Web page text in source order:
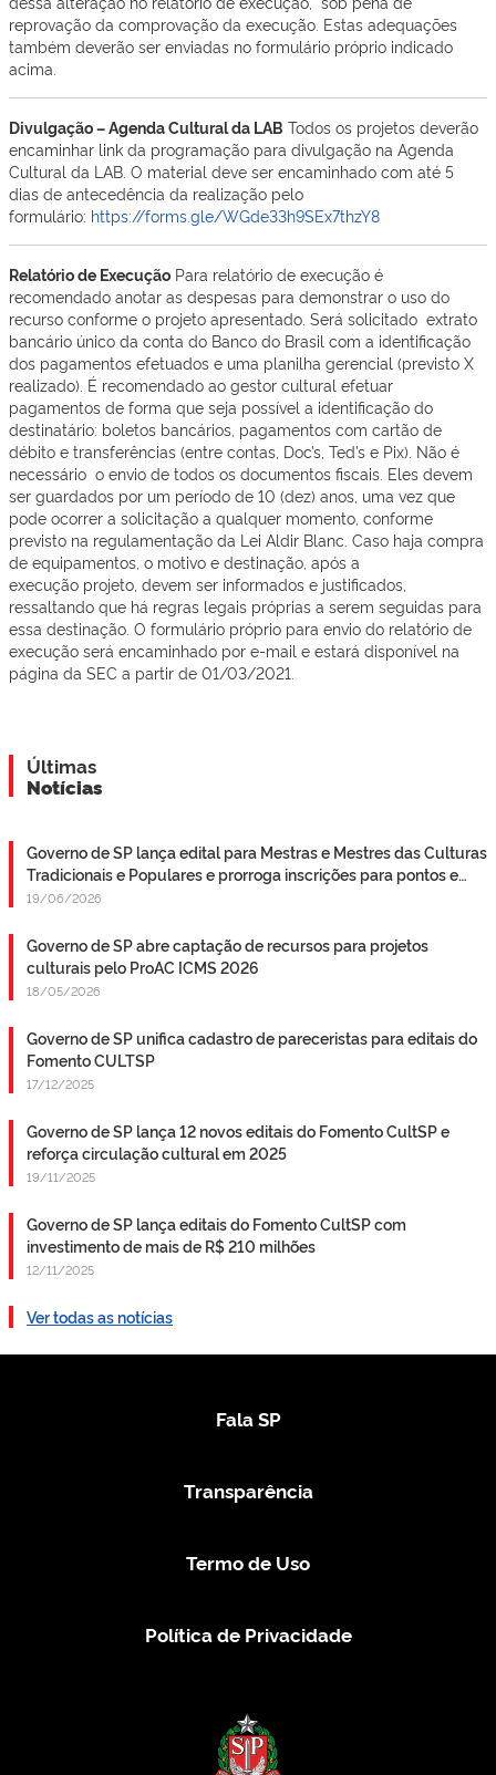
reprovação da comprovação da execução. Estas adequações
também deverão ser enviadas no formulário próprio indicado
acima.
Divulgação – Agenda Cultural da LAB Todos os projetos deverão
encaminhar link da programação para divulgação na Agenda
Cultural da LAB. O material deve ser encaminhado com até 5
dias de antecedência da realização pelo
formulário: https://forms.gle/WGde33h9SEx7thzY8
Relatório de Execução Para relatório de execução é
recomendado anotar as despesas para demonstrar o uso do
recurso conforme o projeto apresentado. Será solicitado extrato
bancário único da conta do Banco do Brasil com a identificação
dos pagamentos efetuados e uma planilha gerencial (previsto X
realizado). É recomendado ao gestor cultural efetuar
pagamentos de forma que seja possível a identificação do
destinatário: boletos bancários, pagamentos com cartão de
débito e transferências (entre contas, Doc’s, Ted’s e Pix). Não é
necessário o envio de todos os documentos fiscais. Eles devem
ser guardados por um período de 10 (dez) anos, uma vez que
pode ocorrer a solicitação a qualquer momento, conforme
previsto na regulamentação da Lei Aldir Blanc. Caso haja compra
de equipamentos, o motivo e destinação, após a
execução projeto, devem ser informados e justificados,
ressaltando que há regras legais próprias a serem seguidas para
essa destinação. O formulário próprio para envio do relatório de
execução será encaminhado por e-mail e estará disponível na
página da SEC a partir de 01/03/2021.
Últimas
Notícias
Governo de SP lança edital para Mestras e Mestres das Culturas
Tradicionais e Populares e prorroga inscrições para pontos e
pontões de cultura
19/06/2026
Governo de SP abre captação de recursos para projetos
culturais pelo ProAC ICMS 2026
18/05/2026
Governo de SP unifica cadastro de pareceristas para editais do
Fomento CULTSP
17/12/2025
Governo de SP lança 12 novos editais do Fomento CultSP e
reforça circulação cultural em 2025
19/11/2025
Governo de SP lança editais do Fomento CultSP com
investimento de mais de R$ 210 milhões
12/11/2025
Ver todas as notícias
Fala SP
Transparência
Termo de Uso
Política de Privacidade